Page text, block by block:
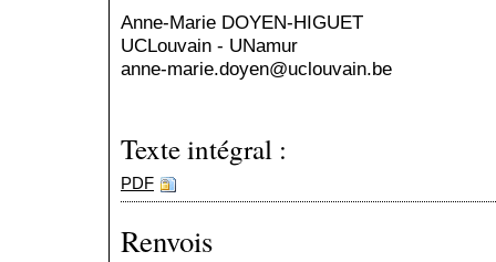
Anne-Marie DOYEN-HIGUET
UCLouvain - UNamur
anne-marie.doyen@uclouvain.be
Texte intégral :
PDF
Renvois